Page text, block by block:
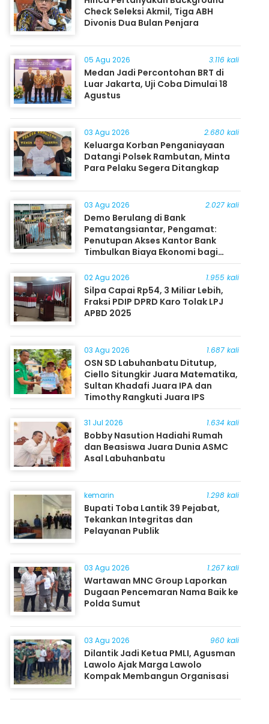
Check Seleksi Akmil, Tiga ABH
Divonis Dua Bulan Penjara
05 Agu 2026 3.116 kali
Medan Jadi Percontohan BRT di
Luar Jakarta, Uji Coba Dimulai 18
Agustus
03 Agu 2026 2.680 kali
Keluarga Korban Penganiayaan
Datangi Polsek Rambutan, Minta
Para Pelaku Segera Ditangkap
03 Agu 2026 2.027 kali
Demo Berulang di Bank
Pematangsiantar, Pengamat:
Penutupan Akses Kantor Bank
Timbulkan Biaya Ekonomi bagi
Masyarakat
02 Agu 2026 1.955 kali
Silpa Capai Rp54, 3 Miliar Lebih,
Fraksi PDIP DPRD Karo Tolak LPJ
APBD 2025
03 Agu 2026 1.687 kali
OSN SD Labuhanbatu Ditutup,
Ciello Situngkir Juara Matematika,
Sultan Khadafi Juara IPA dan
Timothy Rangkuti Juara IPS
31 Jul 2026 1.634 kali
Bobby Nasution Hadiahi Rumah
dan Beasiswa Juara Dunia ASMC
Asal Labuhanbatu
kemarin 1.298 kali
Bupati Toba Lantik 39 Pejabat,
Tekankan Integritas dan
Pelayanan Publik
03 Agu 2026 1.267 kali
Wartawan MNC Group Laporkan
Dugaan Pencemaran Nama Baik ke
Polda Sumut
03 Agu 2026 960 kali
Dilantik Jadi Ketua PMLI, Agusman
Lawolo Ajak Marga Lawolo
Kompak Membangun Organisasi